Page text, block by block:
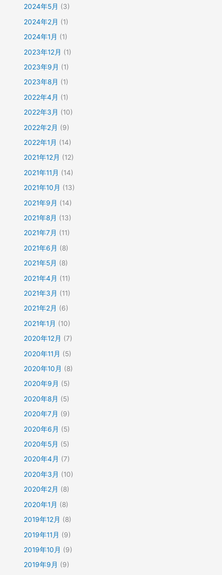
2024年5月 (3)
2024年2月 (1)
2024年1月 (1)
2023年12月 (1)
2023年9月 (1)
2023年8月 (1)
2022年4月 (1)
2022年3月 (10)
2022年2月 (9)
2022年1月 (14)
2021年12月 (12)
2021年11月 (14)
2021年10月 (13)
2021年9月 (14)
2021年8月 (13)
2021年7月 (11)
2021年6月 (8)
2021年5月 (8)
2021年4月 (11)
2021年3月 (11)
2021年2月 (6)
2021年1月 (10)
2020年12月 (7)
2020年11月 (5)
2020年10月 (8)
2020年9月 (5)
2020年8月 (5)
2020年7月 (9)
2020年6月 (5)
2020年5月 (5)
2020年4月 (7)
2020年3月 (10)
2020年2月 (8)
2020年1月 (8)
2019年12月 (8)
2019年11月 (9)
2019年10月 (9)
2019年9月 (9)